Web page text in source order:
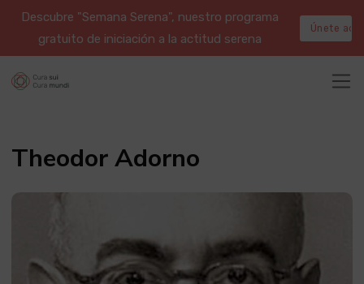
Descubre "Semana Serena", nuestro programa
gratuito de iniciación a la actitud serena
Únete aquí
Theodor Adorno